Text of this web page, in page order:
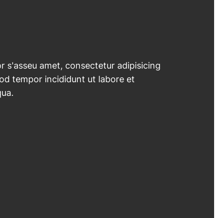
s'asseu amet, consectetur adipisicing
tempor incididunt ut labore et